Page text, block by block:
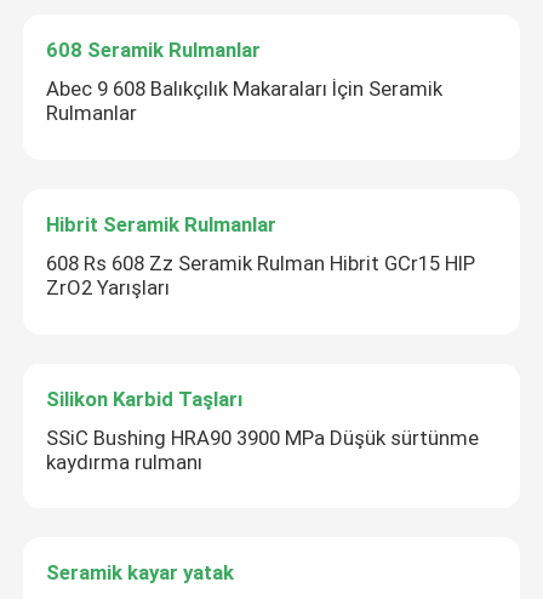
608 Seramik Rulmanlar
Abec 9 608 Balıkçılık Makaraları İçin Seramik
Rulmanlar
Hibrit Seramik Rulmanlar
608 Rs 608 Zz Seramik Rulman Hibrit GCr15 HIP
ZrO2 Yarışları
Silikon Karbid Taşları
SSiC Bushing HRA90 3900 MPa Düşük sürtünme
kaydırma rulmanı
Seramik kayar yatak